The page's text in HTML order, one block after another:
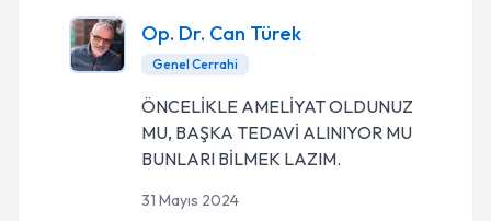
Op. Dr. Can Türek
Genel Cerrahi
ÖNCELİKLE AMELİYAT OLDUNUZ
MU, BAŞKA TEDAVİ ALINIYOR MU
BUNLARI BİLMEK LAZIM.
31 Mayıs 2024